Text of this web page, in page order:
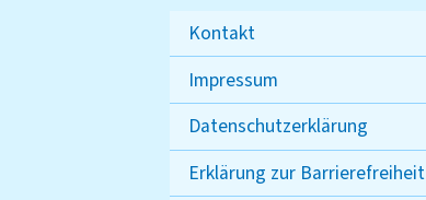
Kontakt
Impressum
Datenschutzerklärung
Erklärung zur Barrierefreiheit